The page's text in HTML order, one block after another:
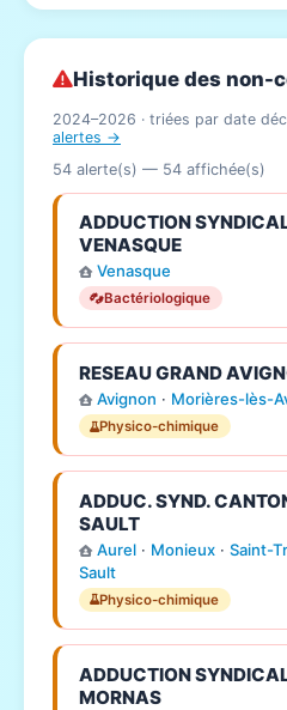
Historique des non-
2024–2026 · triées par date
alertes →
54 alerte(s) — 54 affichée(s)
ADDUCTION
VENASQUE
Venasque
Bactériologique
RESEAU GRAND
Avignon · Morières-lès-
Physico-chimique
ADDUC. SYND.
SAULT
Aurel· Monieux· Saint-
Sault
Physico-chimique
ADDUCTION
MORNAS